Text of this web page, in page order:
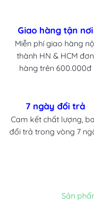
Giao hàng tận nơi
Miễn phí giao hàng
thành HN & HCM đơn
hàng trên 600.000đ
7 ngày đổi trả
Cam kết chất lượng,
đổi trả trong vòng 7
Sản